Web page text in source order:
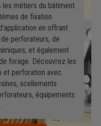
métiers du bâtiment.
de fixation
en offrant
perforateurs, de
et également
forage. Découvrez les
et perforation avec
scellements
équipements